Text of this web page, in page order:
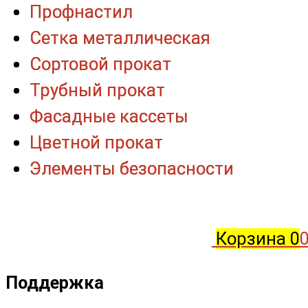
Корзина 0
Поддержка
Профнастил
Сетка металлическая
Сортовой прокат
Трубный прокат
Фасадные кассеты
Цветной прокат
Элементы безопасности
Профнастил
Сетка металлическая
Сортовой прокат
Трубный прокат
Фасадные кассеты
Цветной прокат
Элементы безопасности